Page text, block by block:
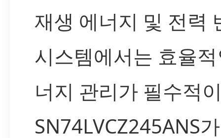
재생 에너지 및 전력
시스템에서는 효율
너지 관리가 필수적
SN74LVCZ245ANS